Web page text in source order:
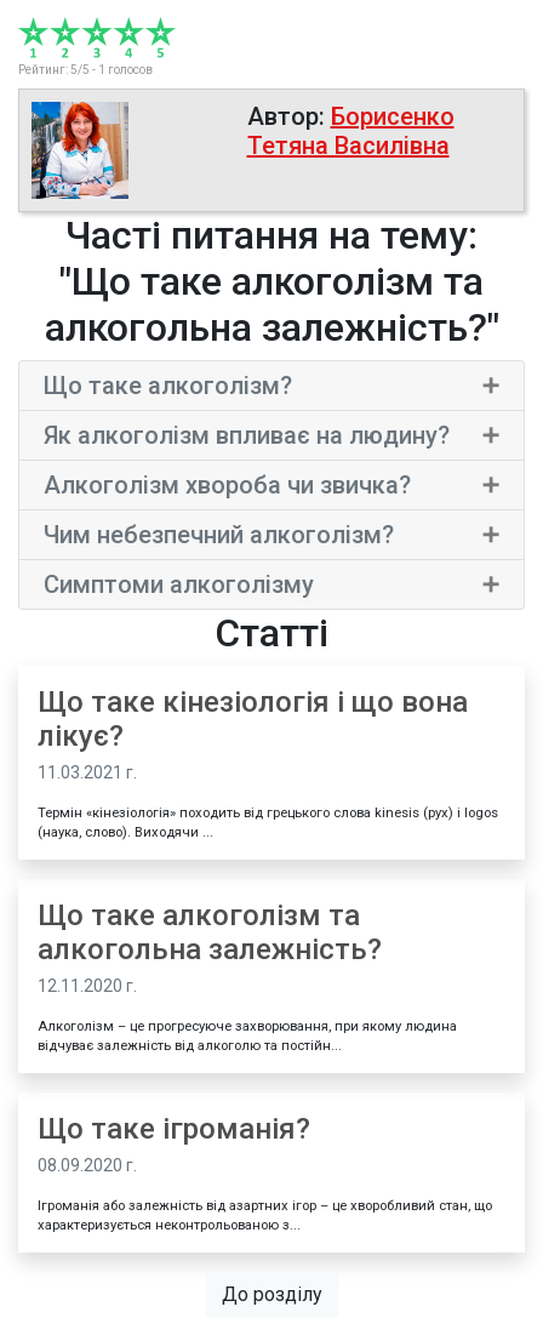
Рейтинг:5/5 - 1 голосов
Автор: Борисенко
Тетяна Василівна
Часті питання на тему:
"Що таке алкоголізм та
алкогольна залежність?"
Що таке алкоголізм? ×
Як алкоголізм впливає на людину? ×
Алкоголізм хвороба чи звичка? ×
Чим небезпечний алкоголізм? ×
Симптоми алкоголізму ×
Статті
Що таке кінезіологія і що вона
лікує?
11.03.2021 г.
Термін «кінезіологія» походить від грецького слова kinesis (рух) і logos
(наука, слово). Виходячи ...
Що таке алкоголізм та
алкогольна залежність?
12.11.2020 г.
Алкоголізм – це прогресуюче захворювання, при якому людина
відчуває залежність від алкоголю та постійн...
Що таке ігроманія?
08.09.2020 г.
Ігроманія або залежність від азартних ігор – це хворобливий стан, що
характеризується неконтрольованою з...
До розділу